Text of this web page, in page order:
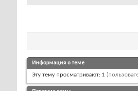
Информация о теме
Эту тему просматривают: 1